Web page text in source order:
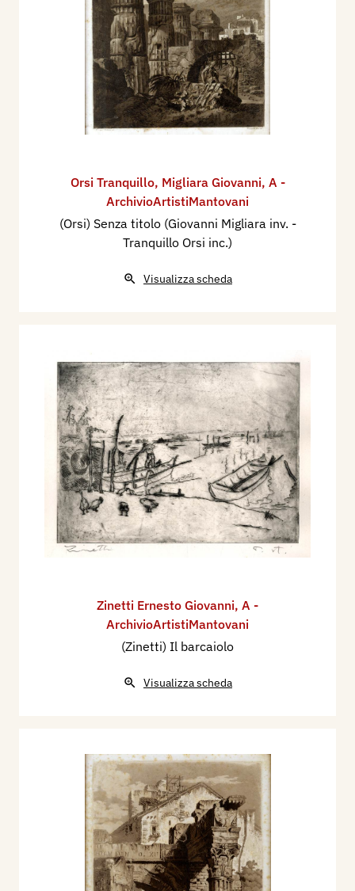
Orsi Tranquillo, Migliara Giovanni, A -
ArchivioArtistiMantovani
(Orsi) Senza titolo (Giovanni Migliara inv. -
Tranquillo Orsi inc.)
Visualizza scheda
Zinetti Ernesto Giovanni, A -
ArchivioArtistiMantovani
(Zinetti) Il barcaiolo
Visualizza scheda